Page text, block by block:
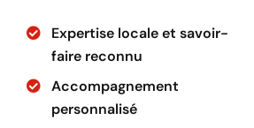
Expertise locale et savoir-
faire reconnu
Accompagnement
personnalisé